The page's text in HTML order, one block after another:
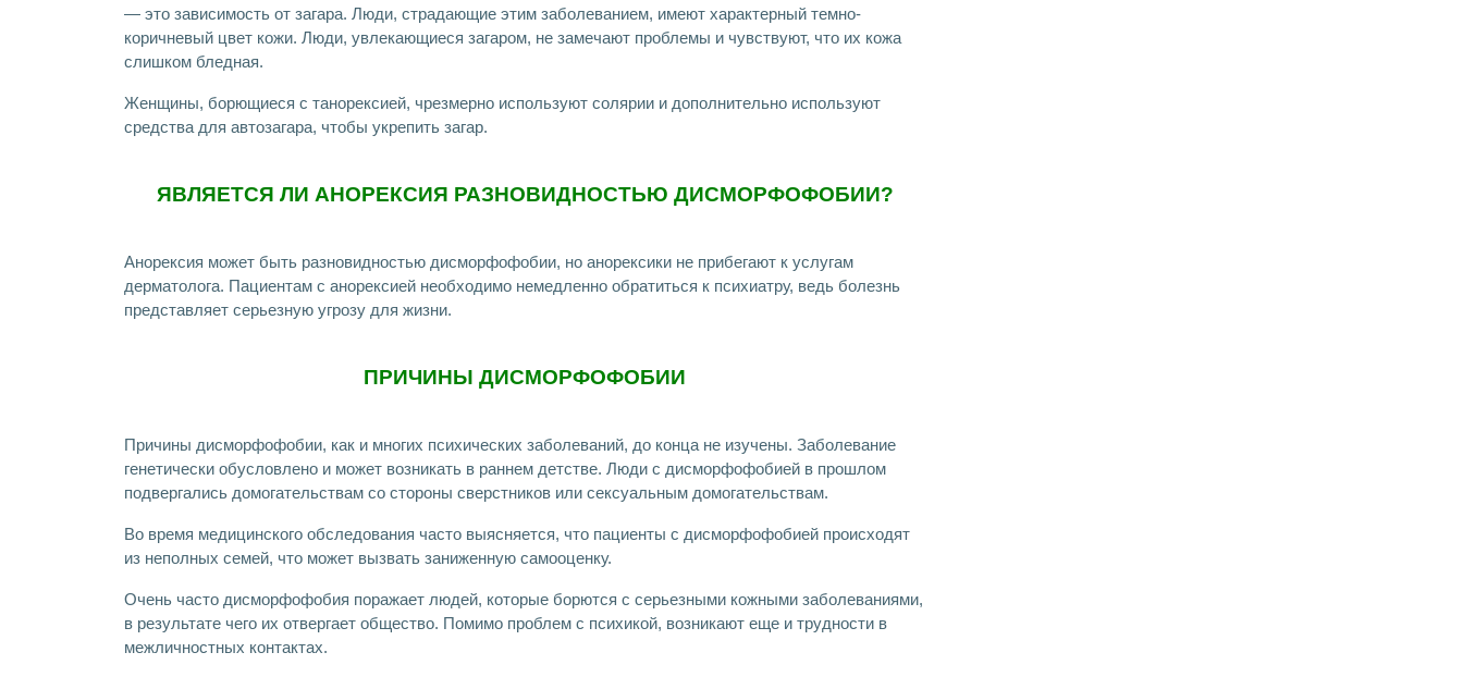
— это зависимость от загара. Люди, страдающие этим заболеванием, имеют характерный темно-
коричневый цвет кожи. Люди, увлекающиеся загаром, не замечают проблемы и чувствуют, что их кожа
слишком бледная.
Женщины, борющиеся с танорексией, чрезмерно используют солярии и дополнительно используют
средства для автозагара, чтобы укрепить загар.
ЯВЛЯЕТСЯ ЛИ АНОРЕКСИЯ РАЗНОВИДНОСТЬЮ ДИСМОРФОФОБИИ?
Анорексия может быть разновидностью дисморфофобии, но анорексики не прибегают к услугам
дерматолога. Пациентам с анорексией необходимо немедленно обратиться к психиатру, ведь болезнь
представляет серьезную угрозу для жизни.
ПРИЧИНЫ ДИСМОРФОФОБИИ
Причины дисморфофобии, как и многих психических заболеваний, до конца не изучены. Заболевание
генетически обусловлено и может возникать в раннем детстве. Люди с дисморфофобией в прошлом
подвергались домогательствам со стороны сверстников или сексуальным домогательствам.
Во время медицинского обследования часто выясняется, что пациенты с дисморфофобией происходят
из неполных семей, что может вызвать заниженную самооценку.
Очень часто дисморфофобия поражает людей, которые борются с серьезными кожными заболеваниями,
в результате чего их отвергает общество. Помимо проблем с психикой, возникают еще и трудности в
межличностных контактах.